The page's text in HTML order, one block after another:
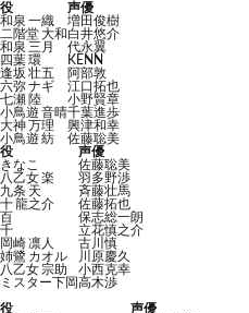
役
声優
和泉 一織
増田俊樹
二階堂 大和白井悠介
和泉 三月
代永翼
四葉 環
KENN
逢坂 壮五
阿部敦
六弥 ナギ
江口拓也
七瀬 陸
小野賢章
小鳥遊 音晴千葉進歩
大神 万理
興津和幸
小鳥遊 紡
佐藤聡美
役
声優
きなこ
佐藤聡美
八乙女 楽
羽多野渉
九条 天
斉藤壮馬
十 龍之介
佐藤拓也
百
保志総一朗
千
立花慎之介
岡崎 凛人
古川慎
姉鷺 カオル
川原慶久
八乙女 宗助
小西克幸
ミスター下岡高木渉
役
声優